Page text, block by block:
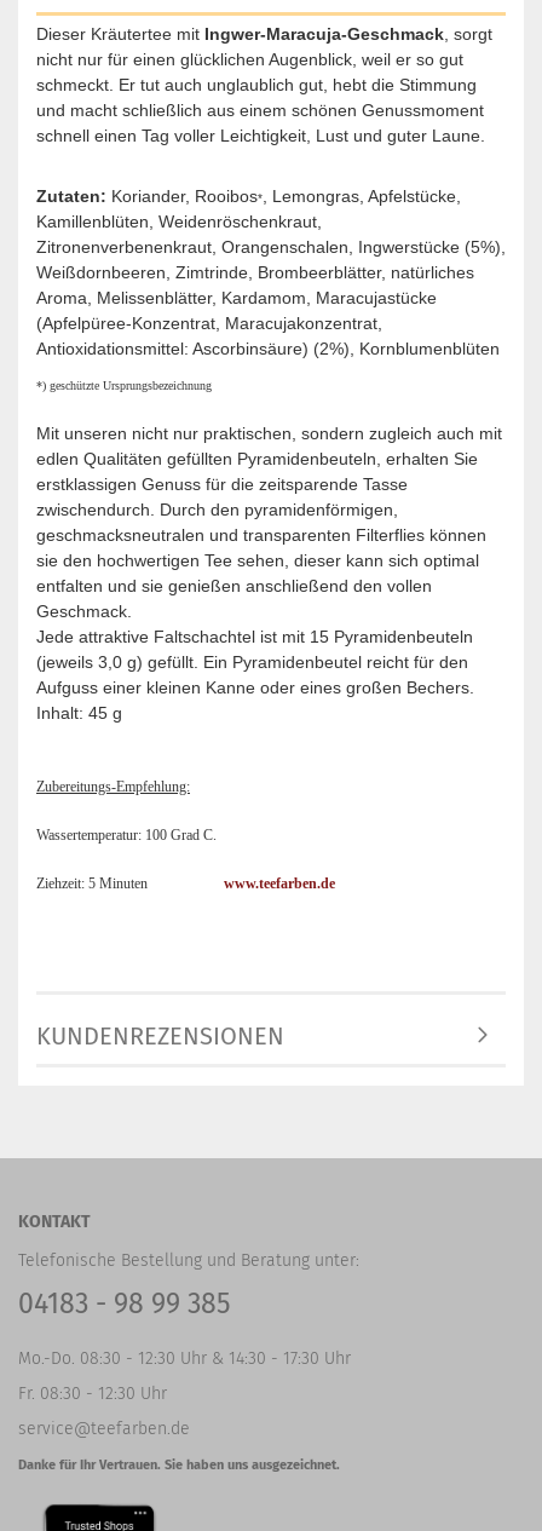
Dieser Kräutertee mit Ingwer-Maracuja-Geschmack , sorgt
nicht nur für einen glücklichen Augenblick, weil er so gut
schmeckt. Er tut auch unglaublich gut, hebt die Stimmung
und macht schließlich aus einem schönen Genussmoment
schnell einen Tag voller Leichtigkeit, Lust und guter Laune.
Zutaten: Koriander, Rooibos*
, Lemongras, Apfelstücke,
Kamillenblüten, Weidenröschenkraut,
Zitronenverbenenkraut, Orangenschalen, Ingwerstücke (5%),
Weißdornbeeren, Zimtrinde, Brombeerblätter, natürliches
Aroma, Melissenblätter, Kardamom, Maracujastücke
(Apfelpüree-Konzentrat, Maracujakonzentrat,
Antioxidationsmittel: Ascorbinsäure) (2%), Kornblumenblüten
*) geschützte Ursprungsbezeichnung
Mit unseren nicht nur praktischen, sondern zugleich auch mit
edlen Qualitäten gefüllten Pyramidenbeuteln, erhalten Sie
erstklassigen Genuss für die zeitsparende Tasse
zwischendurch. Durch den pyramidenförmigen,
geschmacksneutralen und transparenten Filterflies können
sie den hochwertigen Tee sehen, dieser kann sich optimal
entfalten und sie genießen anschließend den vollen
Geschmack.
Jede attraktive Faltschachtel ist mit 15 Pyramidenbeuteln
(jeweils 3,0 g) gefüllt. Ein Pyramidenbeutel reicht für den
Aufguss einer kleinen Kanne oder eines großen Bechers.
Inhalt: 45 g
Zubereitungs-Empfehlung:
Wassertemperatur: 100 Grad C.
Ziehzeit: 5 Minuten www.teefarben.de
KUNDENREZENSIONEN
KONTAKT
Telefonische Bestellung und Beratung unter:
04183 - 98 99 385
Mo.-Do. 08:30 - 12:30 Uhr & 14:30 - 17:30 Uhr
Fr. 08:30 - 12:30 Uhr
service@teefarben.de
Danke für Ihr Vertrauen. Sie haben uns ausgezeichnet.